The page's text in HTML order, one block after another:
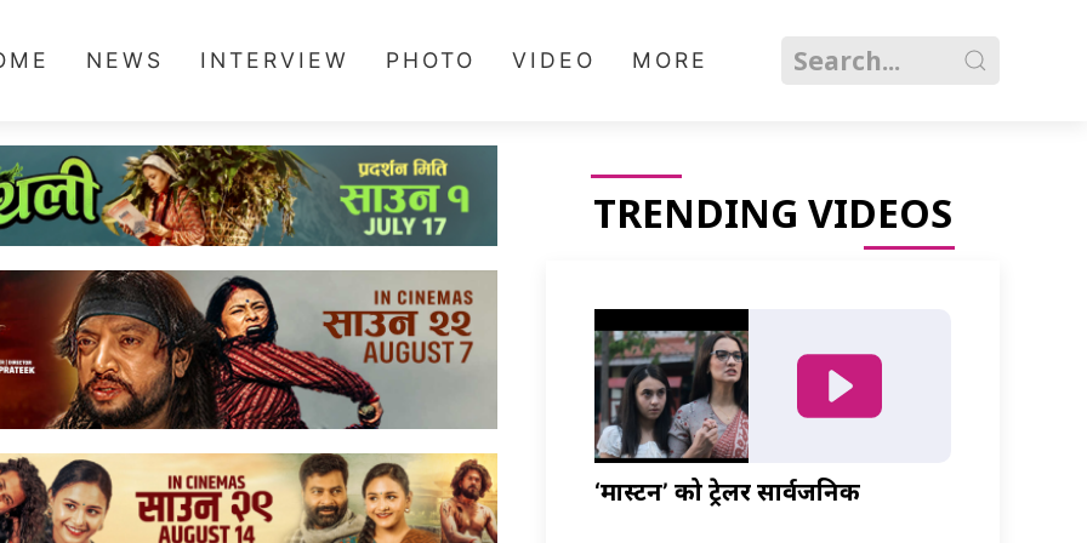
NEWS INTERVIEW PHOTO VIDEO MORE
TRENDING VIDEOS
‘मास्टर्नी’ को ट्रेलर सार्वजनिक